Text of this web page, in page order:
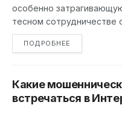
особенно
тесном сотрудничестве
ПОДРОБНЕЕ
Какие
встречаться в